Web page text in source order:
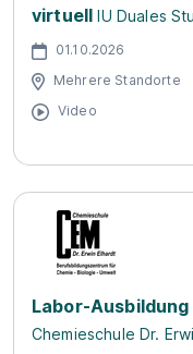
virtuell IU Duales
01.10.2026
Mehrere Standorte
Video
Labor-
Chemieschule Dr.